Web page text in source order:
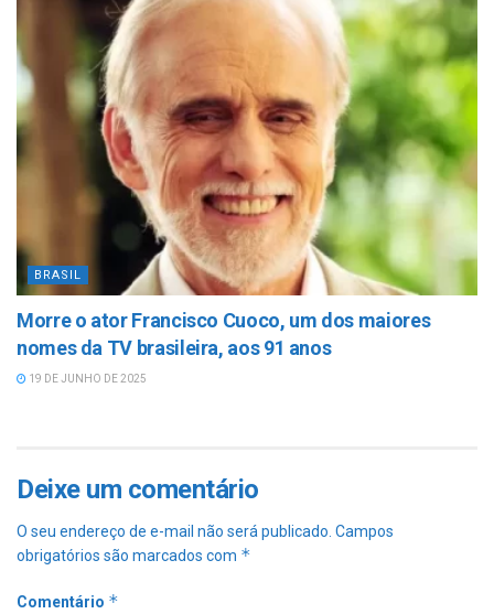
BRASIL
Morre o ator Francisco Cuoco, um dos maiores
nomes da TV brasileira, aos 91 anos
19 DE JUNHO DE 2025
Deixe um comentário
O seu endereço de e-mail não será publicado. Campos
obrigatórios são marcados com *
Comentário *